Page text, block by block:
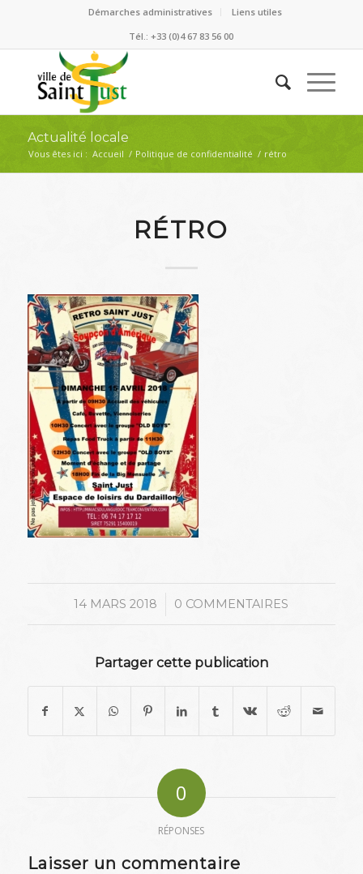
Démarches administratives
Liens utiles
Tél.: +33 (0)4 67 83 56 00
Actualité locale
Vous êtes ici : Accueil / Politique de confidentialité / rétro
RÉTRO
14 MARS 2018
/ 0 COMMENTAIRES
Partager cette publication
0
RÉPONSES
Laisser un commentaire